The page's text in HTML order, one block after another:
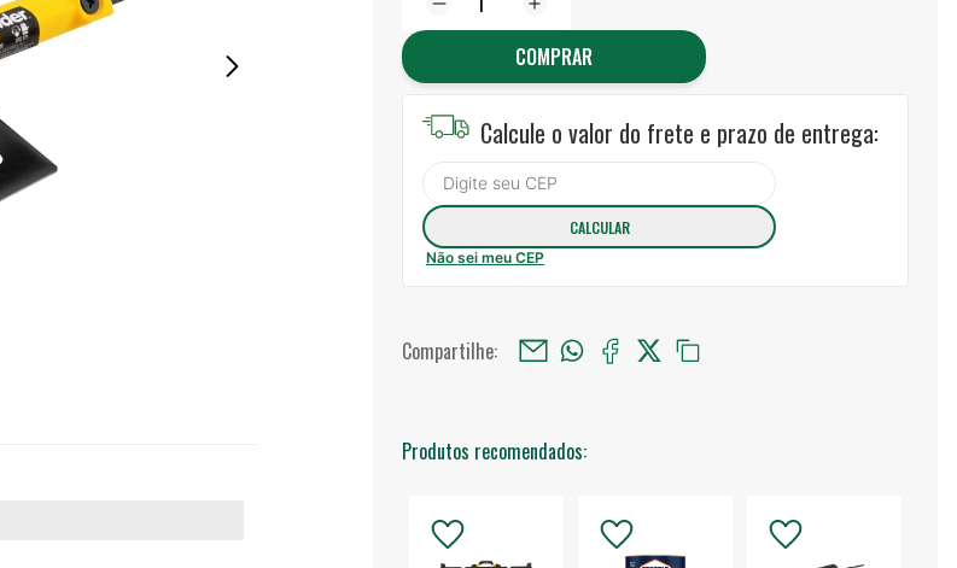
COMPRAR
Calcule o valor do frete e prazo de entrega:
Não sei meu CEP
Compartilhe:
Produtos recomendados: